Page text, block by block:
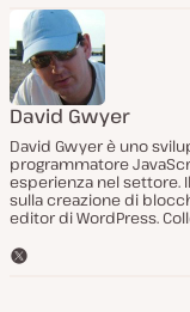
David Gwyer
David Gwyer è uno
programmatore
esperienza nel settore.
sulla creazione di
editor di WordPress.
T